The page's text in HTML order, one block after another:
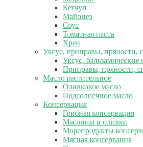
Кетчуп
Майонез
Соус
Томатная паста
Хрен
Уксус, приправы, пряности,
Уксус, бальзамические
Приправы, пряности,
Масло растительное
Оливковое масло
Подсолнечное масло
Консервация
Грибная консервация
Маслины и оливки
Морепродукты
Мясная консервация